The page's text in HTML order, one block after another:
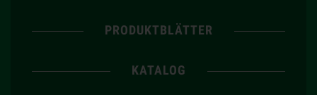
PRODUKTBLÄTTER
KATALOG